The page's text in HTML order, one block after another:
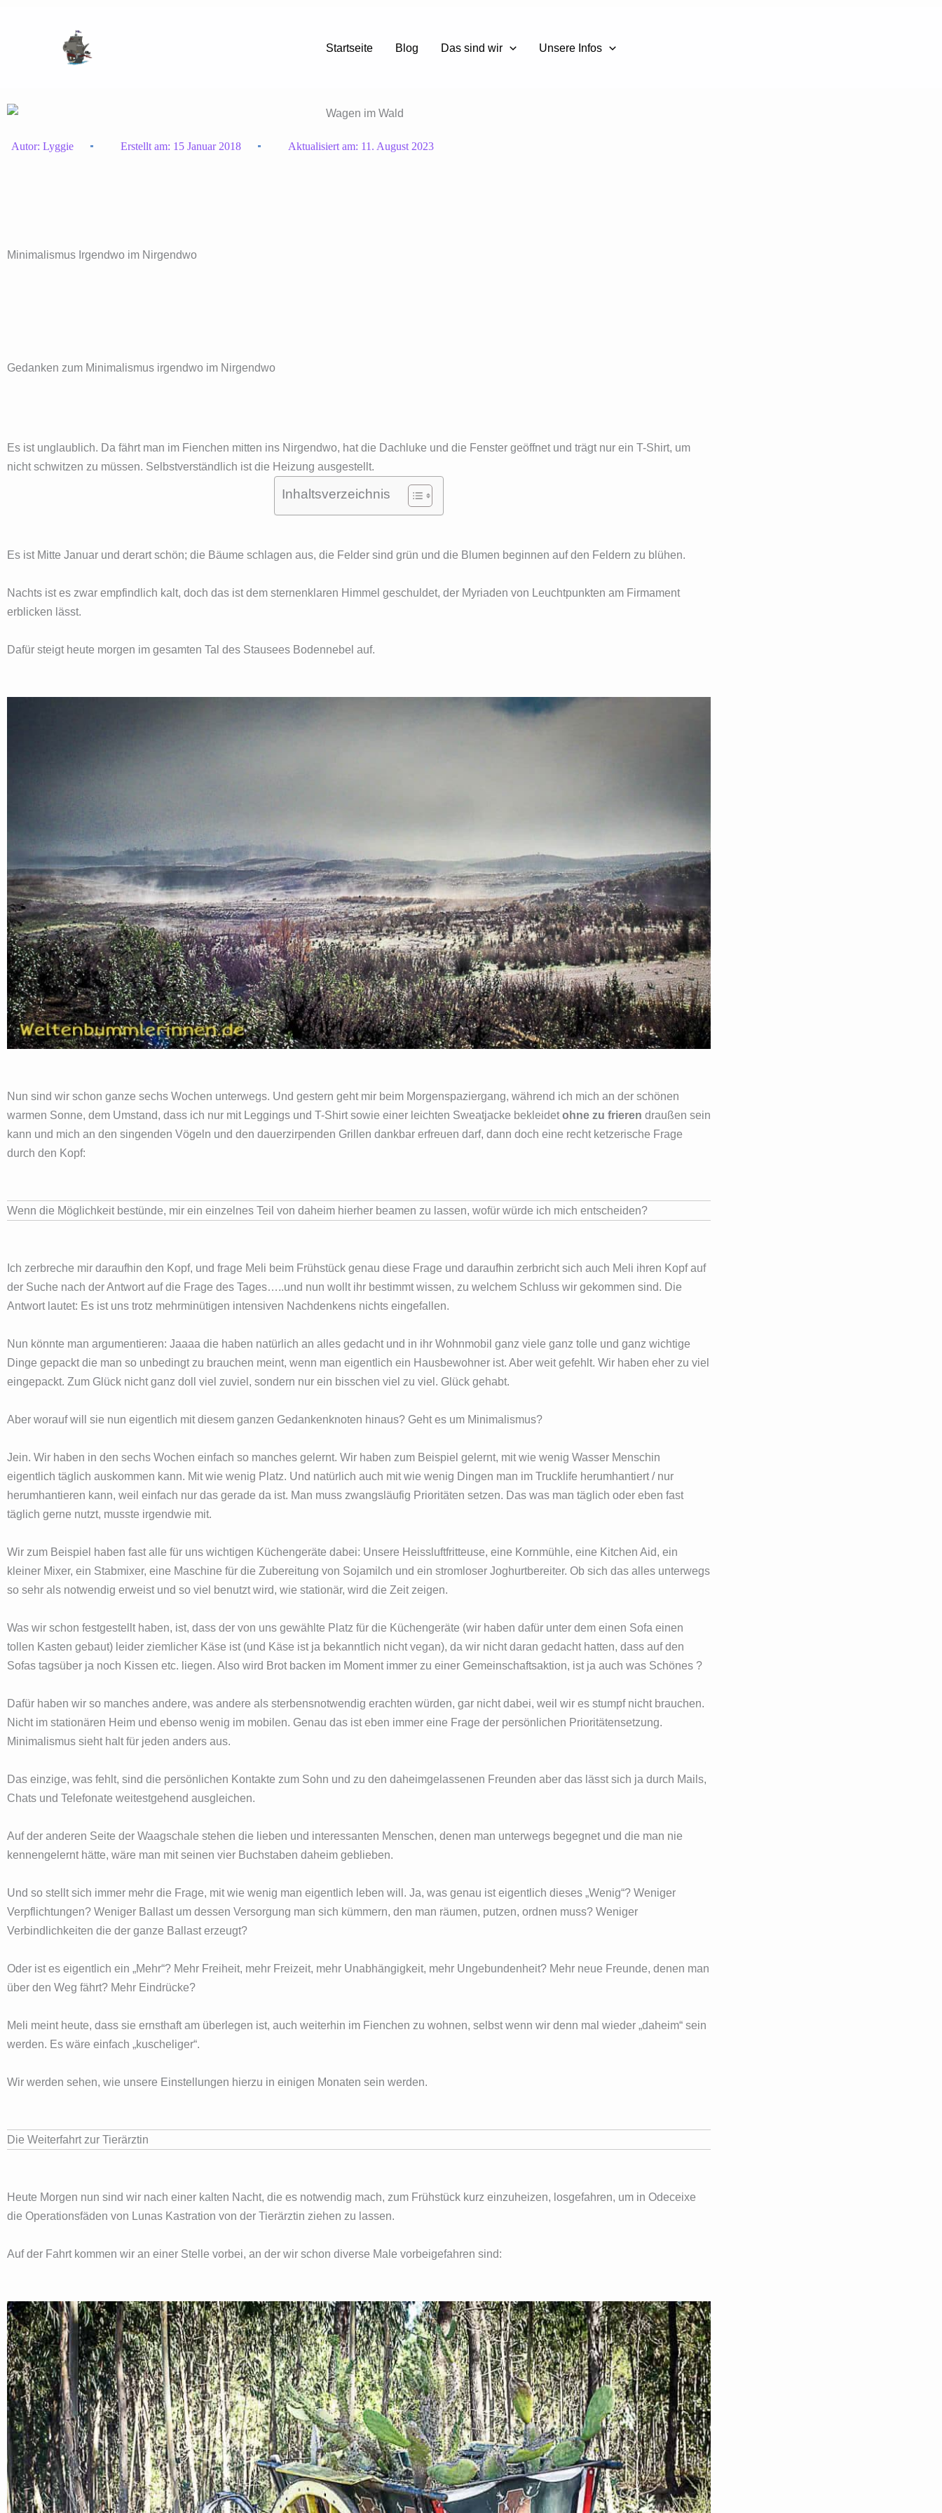
Startseite Blog Das sind wir Unsere Infos
Autor: Lyggie Erstellt am: 15 Januar 2018 Aktualisiert am: 11. August 2023
Minimalismus Irgendwo im Nirgendwo
Gedanken zum Minimalismus irgendwo im Nirgendwo
Es ist unglaublich. Da fährt man im Fienchen mitten ins Nirgendwo, hat die Dachluke und die Fenster geöffnet und trägt nur ein T-Shirt, um
nicht schwitzen zu müssen. Selbstverständlich ist die Heizung ausgestellt.
Inhaltsverzeichnis
Es ist Mitte Januar und derart schön; die Bäume schlagen aus, die Felder sind grün und die Blumen beginnen auf den Feldern zu blühen.
Nachts ist es zwar empfindlich kalt, doch das ist dem sternenklaren Himmel geschuldet, der Myriaden von Leuchtpunkten am Firmament
erblicken lässt.
Dafür steigt heute morgen im gesamten Tal des Stausees Bodennebel auf.
Nun sind wir schon ganze sechs Wochen unterwegs. Und gestern geht mir beim Morgenspaziergang, während ich mich an der schönen
warmen Sonne, dem Umstand, dass ich nur mit Leggings und T-Shirt sowie einer leichten Sweatjacke bekleidetohne zu frieren draußen sein
kann und mich an den singenden Vögeln und den dauerzirpenden Grillen dankbar erfreuen darf, dann doch eine recht ketzerische Frage
durch den Kopf:
Wenn die Möglichkeit bestünde, mir ein einzelnes Teil von daheim hierher beamen zu lassen, wofür würde ich mich entscheiden?
Ich zerbreche mir daraufhin den Kopf, und frage Meli beim Frühstück genau diese Frage und daraufhin zerbricht sich auch Meli ihren Kopf auf
der Suche nach der Antwort auf die Frage des Tages…..und nun wollt ihr bestimmt wissen, zu welchem Schluss wir gekommen sind. Die
Antwort lautet: Es ist uns trotz mehrminütigen intensiven Nachdenkens nichts eingefallen.
Nun könnte man argumentieren: Jaaaa die haben natürlich an alles gedacht und in ihr Wohnmobil ganz viele ganz tolle und ganz wichtige
Dinge gepackt die man so unbedingt zu brauchen meint, wenn man eigentlich ein Hausbewohner ist. Aber weit gefehlt. Wir haben eher zu viel
eingepackt. Zum Glück nicht ganz doll viel zuviel, sondern nur ein bisschen viel zu viel. Glück gehabt.
Aber worauf will sie nun eigentlich mit diesem ganzen Gedankenknoten hinaus? Geht es um Minimalismus?
Jein. Wir haben in den sechs Wochen einfach so manches gelernt. Wir haben zum Beispiel gelernt, mit wie wenig Wasser Menschin
eigentlich täglich auskommen kann. Mit wie wenig Platz. Und natürlich auch mit wie wenig Dingen man im Trucklife herumhantiert / nur
herumhantieren kann, weil einfach nur das gerade da ist. Man muss zwangsläufig Prioritäten setzen. Das was man täglich oder eben fast
täglich gerne nutzt, musste irgendwie mit.
Wir zum Beispiel haben fast alle für uns wichtigen Küchengeräte dabei: Unsere Heissluftfritteuse, eine Kornmühle, eine Kitchen Aid, ein
kleiner Mixer, ein Stabmixer, eine Maschine für die Zubereitung von Sojamilch und ein stromloser Joghurtbereiter. Ob sich das alles unterwegs
so sehr als notwendig erweist und so viel benutzt wird, wie stationär, wird die Zeit zeigen.
Was wir schon festgestellt haben, ist, dass der von uns gewählte Platz für die Küchengeräte (wir haben dafür unter dem einen Sofa einen
tollen Kasten gebaut) leider ziemlicher Käse ist (und Käse ist ja bekanntlich nicht vegan), da wir nicht daran gedacht hatten, dass auf den
Sofas tagsüber ja noch Kissen etc. liegen. Also wird Brot backen im Moment immer zu einer Gemeinschaftsaktion, ist ja auch was Schönes ?
Dafür haben wir so manches andere, was andere als sterbensnotwendig erachten würden, gar nicht dabei, weil wir es stumpf nicht brauchen.
Nicht im stationären Heim und ebenso wenig im mobilen. Genau das ist eben immer eine Frage der persönlichen Prioritätensetzung.
Minimalismus sieht halt für jeden anders aus.
Das einzige, was fehlt, sind die persönlichen Kontakte zum Sohn und zu den daheimgelassenen Freunden aber das lässt sich ja durch Mails,
Chats und Telefonate weitestgehend ausgleichen.
Auf der anderen Seite der Waagschale stehen die lieben und interessanten Menschen, denen man unterwegs begegnet und die man nie
kennengelernt hätte, wäre man mit seinen vier Buchstaben daheim geblieben.
Und so stellt sich immer mehr die Frage, mit wie wenig man eigentlich leben will. Ja, was genau ist eigentlich dieses „Wenig“? Weniger
Verpflichtungen? Weniger Ballast um dessen Versorgung man sich kümmern, den man räumen, putzen, ordnen muss? Weniger
Verbindlichkeiten die der ganze Ballast erzeugt?
Oder ist es eigentlich ein „Mehr“? Mehr Freiheit, mehr Freizeit, mehr Unabhängigkeit, mehr Ungebundenheit? Mehr neue Freunde, denen man
über den Weg fährt? Mehr Eindrücke?
Meli meint heute, dass sie ernsthaft am überlegen ist, auch weiterhin im Fienchen zu wohnen, selbst wenn wir denn mal wieder „daheim“ sein
werden. Es wäre einfach „kuscheliger“.
Wir werden sehen, wie unsere Einstellungen hierzu in einigen Monaten sein werden.
Die Weiterfahrt zur Tierärztin
Heute Morgen nun sind wir nach einer kalten Nacht, die es notwendig mach, zum Frühstück kurz einzuheizen, losgefahren, um in Odeceixe
die Operationsfäden von Lunas Kastration von der Tierärztin ziehen zu lassen.
Auf der Fahrt kommen wir an einer Stelle vorbei, an der wir schon diverse Male vorbeigefahren sind: